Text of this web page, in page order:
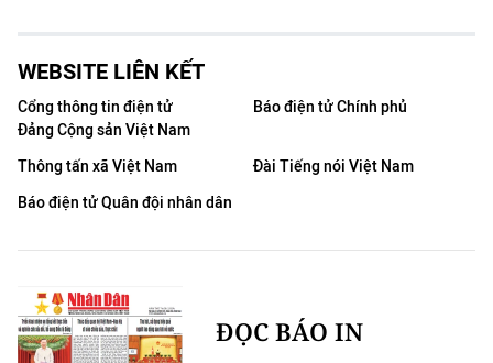
WEBSITE LIÊN KẾT
Cổng thông tin điện tử
Đảng Cộng sản Việt Nam
Báo điện tử Chính phủ
Thông tấn xã Việt Nam
Đài Tiếng nói Việt Nam
Báo điện tử Quân đội nhân dân
ĐỌC BÁO IN